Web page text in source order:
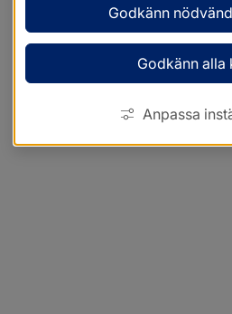
Godkänn
Godkänn alla
Anpassa